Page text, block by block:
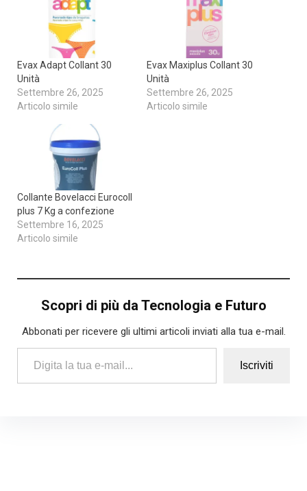
Evax Adapt Collant 30
Unità
Settembre 26, 2025
Articolo simile
Evax Maxiplus Collant 30
Unità
Settembre 26, 2025
Articolo simile
Collante Bovelacci Eurocoll
plus 7 Kg a confezione
Settembre 16, 2025
Articolo simile
Scopri di più da Tecnologia e Futuro
Abbonati per ricevere gli ultimi articoli inviati alla tua e-mail.
Digita la tua e-mail...
Iscriviti